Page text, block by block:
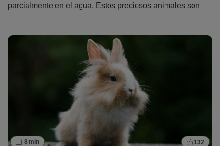
parcialmente en el agua. Estos preciosos animales son
tener como animal de compañía?
8 min 132